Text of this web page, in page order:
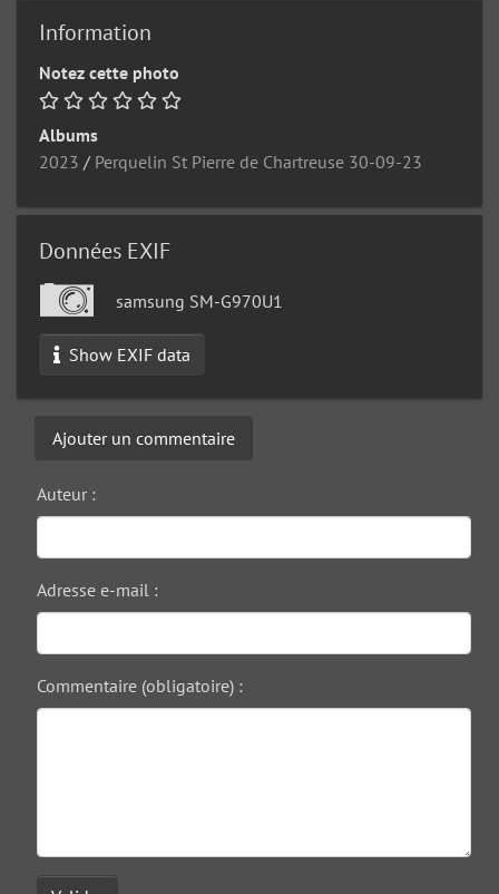
Information
Notez cette photo
Albums
2023 / Perquelin St Pierre de Chartreuse 30-09-23
Données EXIF
samsung SM-G970U1
Show EXIF data
Ajouter un commentaire
Auteur :
Adresse e-mail :
Commentaire (obligatoire) :